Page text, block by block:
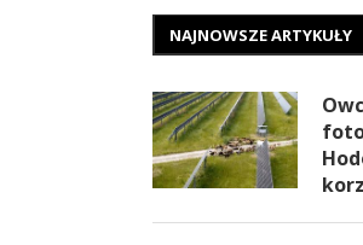
NAJNOWSZE ARTYKUŁY